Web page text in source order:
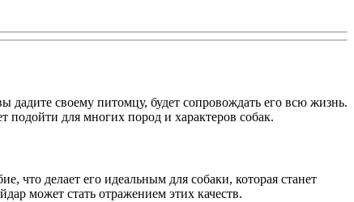
дадите своему питомцу, будет сопровождать его всю жизнь.
для многих пород и характеров собак.
делает его идеальным для собаки, которая станет
может стать отражением этих качеств.